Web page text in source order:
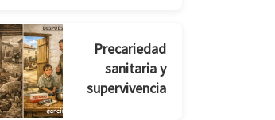
Precariedad
sanitaria y
supervivencia